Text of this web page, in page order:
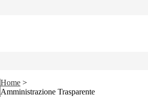
Home >
Amministrazione Trasparente